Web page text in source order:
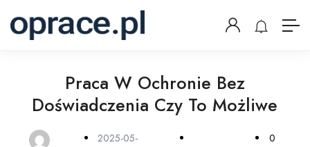
Praca W Ochronie Bez
Doświadczenia Czy To Możliwe
2025-05-
0